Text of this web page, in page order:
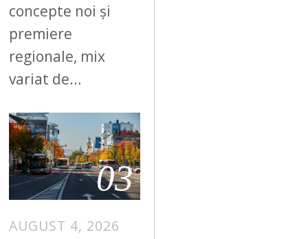
concepte noi și
premiere
regionale, mix
variat de…
03
AUGUST 4, 2026